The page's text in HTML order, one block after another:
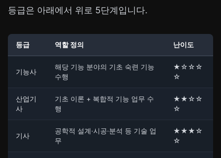
등급은 아래에서 위로 5단계입니다.
등급 역할 정의 난이도
기능사
해당 기능 분야의 기초 숙련 기능
수행
★☆☆☆
☆
산업기
사
기초 이론 + 복합적 기능 업무 수
행
★★☆☆
☆
기사
공학적 설계·시공·분석 등 기술 업
무
★★★☆
☆